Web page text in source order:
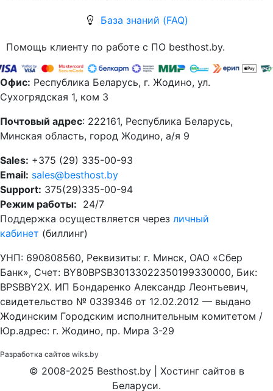
База знаний (FAQ)
Помощь клиенту по работе с ПО besthost.by.
Офис: Республика Беларусь, г. Жодино, ул.
Сухогрядская 1, ком 3
Почтовый адрес: 222161, Республика Беларусь,
Минская область, город Жодино, а/я 9
Sales: +375 (29) 335-00-93
Email: sales@besthost.by
Support: 375(29)335-00-94
Режим работы: 24/7
Поддержка осуществляется через личный
кабинет (биллинг)
УНП: 690808560, Реквизиты: г. Минск, ОАО «Сбер
Банк», Cчет: BY80BPSB30133022350199330000, Бик:
BPSBBY2X. ИП Бондаренко Александр Леонтьевич,
свидетельство № 0339346 от 12.02.2012 — выдано
Жодинским Городским исполнительным комитетом /
Юр.адрес: г. Жодино, пр. Мира 3-29
Разработка сайтов wiks.by
© 2008-2025 Besthost.by | Хостинг сайтов в
Беларуси.